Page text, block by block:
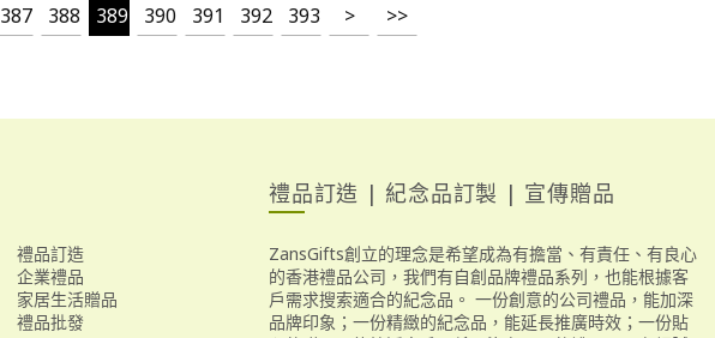
387 388 389 390 391 392 393 > >>
禮品訂造
企業禮品
家居生活贈品
禮品批發
禮品訂造 | 紀念品訂製 | 宣傳贈品
ZansGifts創立的理念是希望成為有擔當、有責任、有良心
的香港禮品公司，我們有自創品牌禮品系列，也能根據客
戶需求搜索適合的紀念品。 一份創意的公司禮品，能加深
品牌印象；一份精緻的紀念品，能延長推廣時效；一份貼